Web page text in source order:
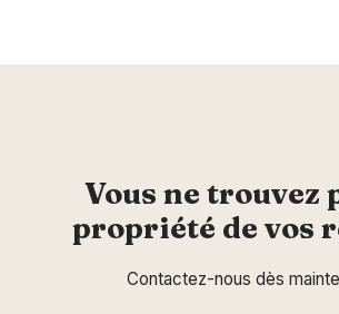
Vous ne trouvez
propriété de vos
Contactez-nous dès